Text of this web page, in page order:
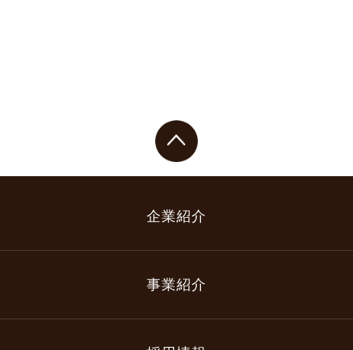
企業紹介
事業紹介